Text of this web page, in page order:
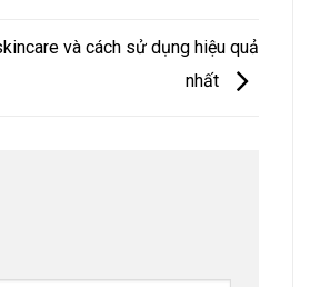
và cách sử dụng hiệu quả
nhất